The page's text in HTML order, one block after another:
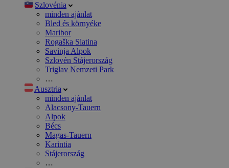
Szlovénia
minden ajánlat
Bled és környéke
Maribor
Rogaška Slatina
Savinja Alpok
Szlovén Stájerország
Triglav Nemzeti Park
…
Ausztria
minden ajánlat
Alacsony-Tauern
Alpok
Bécs
Magas-Tauern
Karintia
Stájerország
…